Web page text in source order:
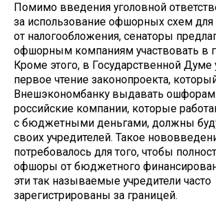
Помимо введения уголовной
за использование офшорных схем для
от налогообложения, сенаторы
офшорным компаниям участвовать в
Кроме этого, в Государственной
первое чтение законопроекта,
Внешэкономбанку выдавать
российские компании, которые
с бюджетными деньгами, должны
своих учредителей. Такое
потребовалось для того, чтобы
офшоры от бюджетного
эти так называемые учредители часто
зарегистрированы за границей.